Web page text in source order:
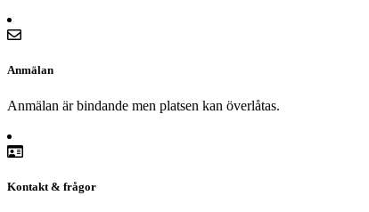
Anmälan
Anmälan är bindande men platsen kan överlåtas.
Kontakt & frågor